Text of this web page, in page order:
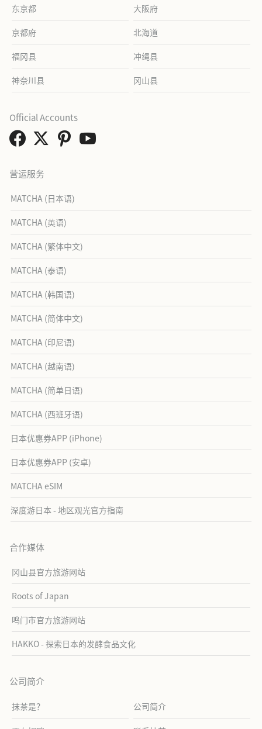
东京都 大阪府
京都府 北海道
福冈县 冲绳县
神奈川县 冈山县
营运服务
MATCHA (日本语)
MATCHA (英语)
MATCHA (繁体中文)
MATCHA (泰语)
MATCHA (韩国语)
MATCHA (简体中文)
MATCHA (印尼语)
MATCHA (越南语)
MATCHA (简单日语)
MATCHA (西班牙语)
日本优惠券APP (iPhone)
日本优惠券APP (安卓)
MATCHA eSIM
深度游日本 - 地区观光官方指南
合作媒体
冈山县官方旅游网站
Roots of Japan
鸣门市官方旅游网站
HAKKO - 探索日本的发酵食品文化
公司简介
抹茶是？ 公司简介
Official Accounts